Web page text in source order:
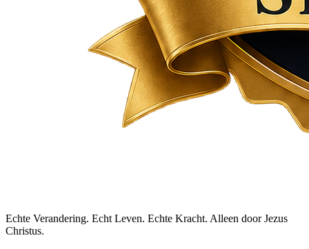
Echte Verandering. Echt Leven. Echte Kracht. Alleen door Jezus
Christus.